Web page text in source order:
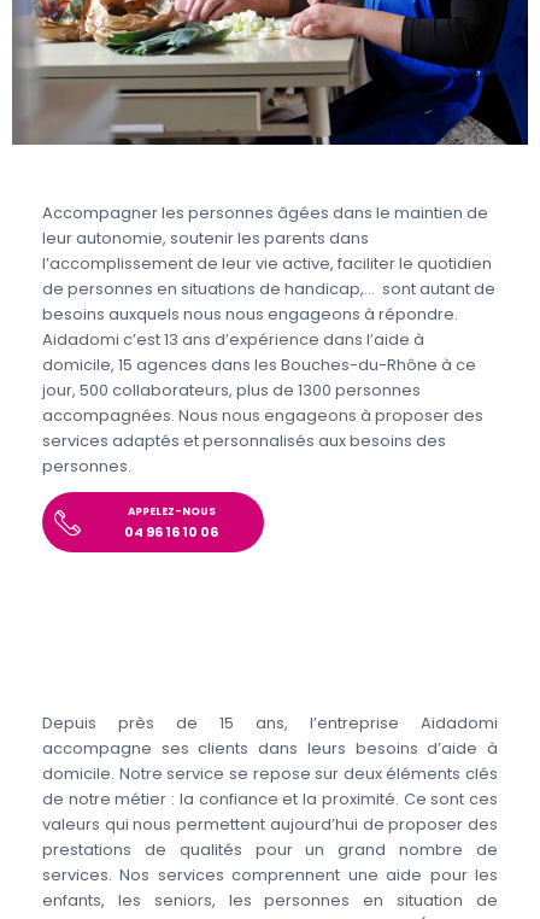
Accompagner les personnes âgées dans le maintien de
leur autonomie, soutenir les parents dans
l’accomplissement de leur vie active, faciliter le quotidien
de personnes en situations de handicap,… sont autant de
besoins auxquels nous nous engageons à répondre.
Aidadomi c’est 13 ans d’expérience dans l’aide à
domicile, 15 agences dans les Bouches-du-Rhône à ce
jour, 500 collaborateurs, plus de 1300 personnes
accompagnées. Nous nous engageons à proposer des
services adaptés et personnalisés aux besoins des
personnes.
APPELEZ-NOUS
04 96 16 10 06
Depuis près de 15 ans, l’entreprise Aidadomi
accompagne ses clients dans leurs besoins d’aide à
domicile. Notre service se repose sur deux éléments clés
de notre métier : la confiance et la proximité. Ce sont ces
valeurs qui nous permettent aujourd’hui de proposer des
prestations de qualités pour un grand nombre de
services. Nos services comprennent une aide pour les
enfants, les seniors, les personnes en situation de